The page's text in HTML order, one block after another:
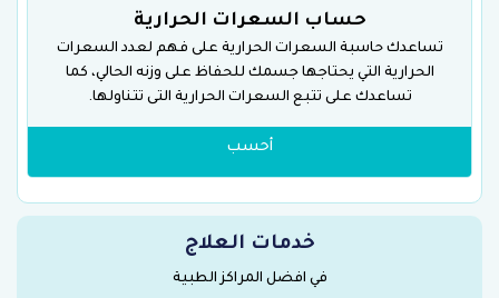
حساب السعرات الحرارية
تساعدك حاسبة السعرات الحرارية على فهم لعدد السعرات
الحرارية التي يحتاجها جسمك للحفاظ على وزنه الحالي، كما
تساعدك على تتبع السعرات الحرارية التى تتناولها.
أحسب
خدمات العلاج
في افضل المراكز الطبية